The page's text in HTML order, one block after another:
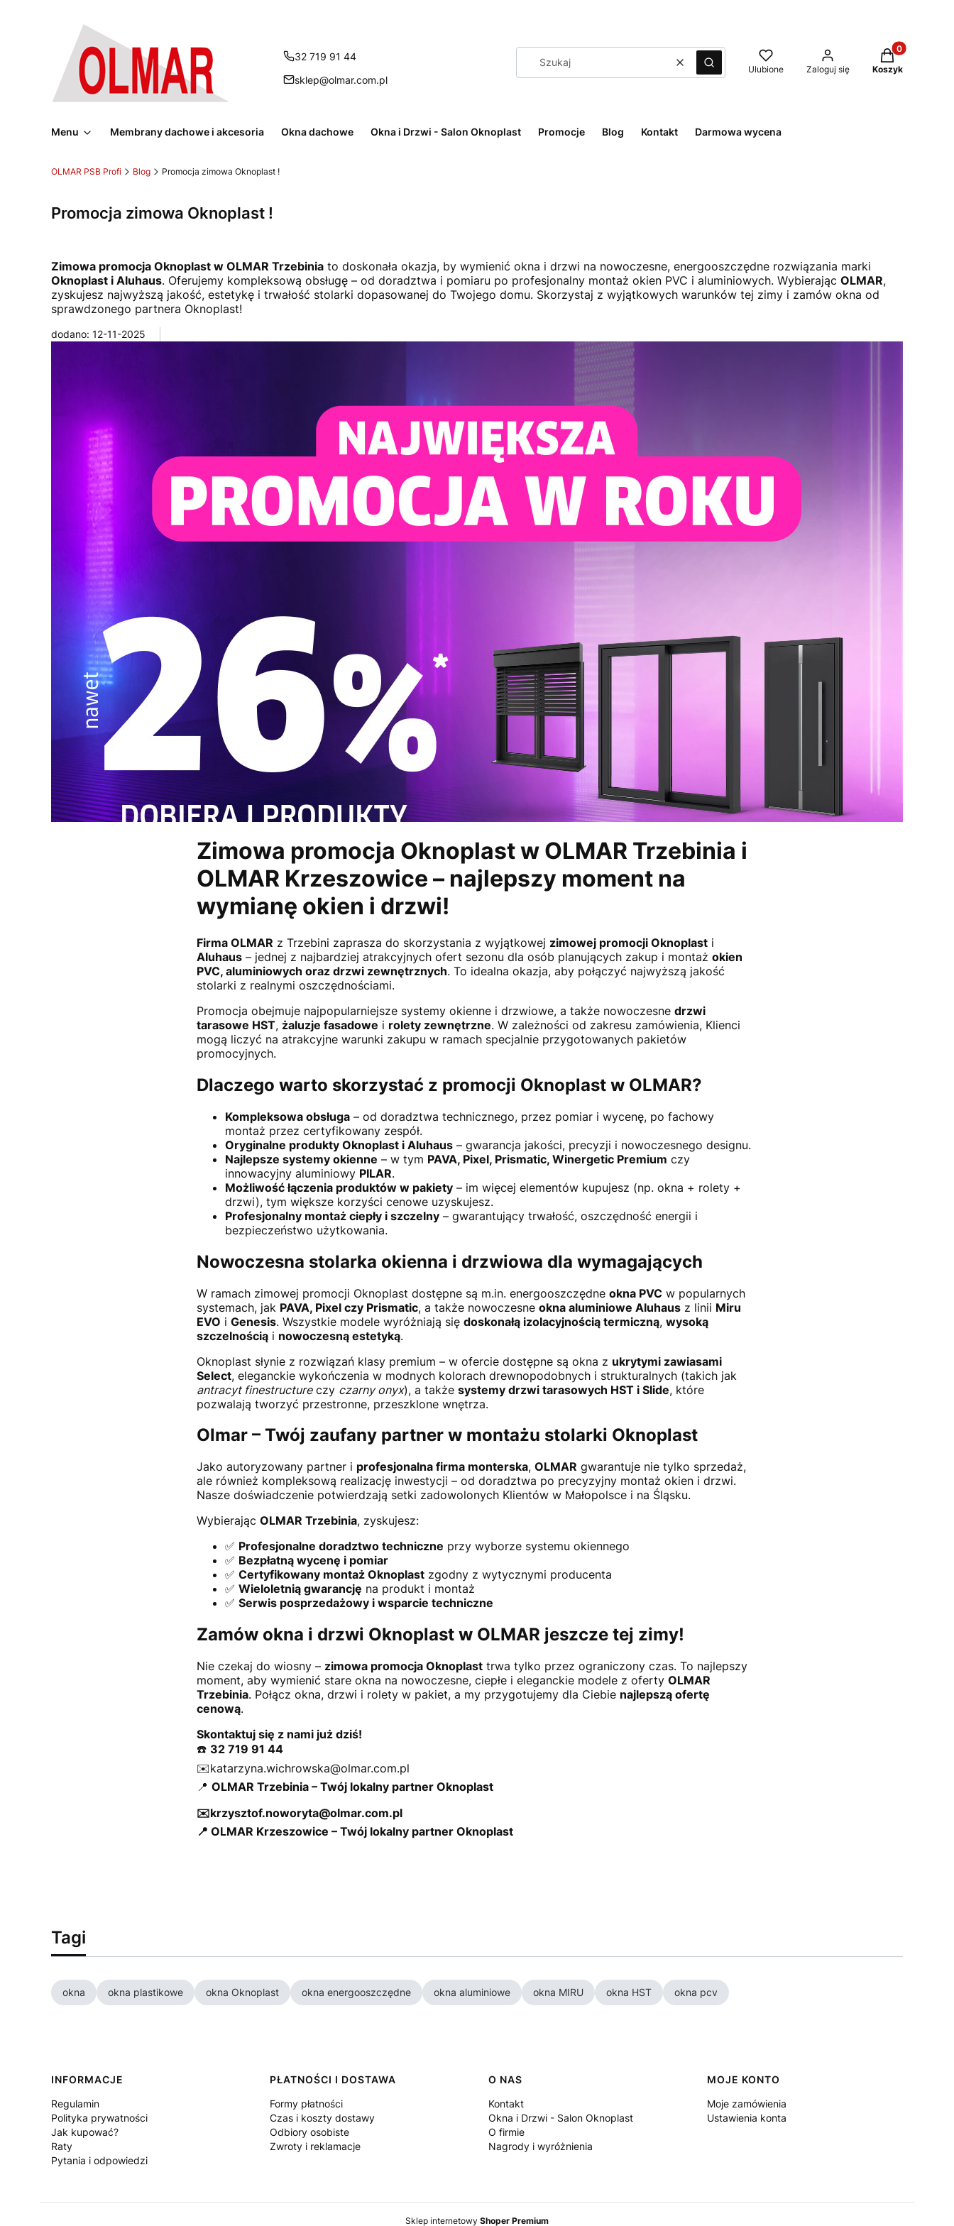
32 719 91 44
sklep@olmar.com.pl
WyczyśćSzukaj Ulubione Zaloguj się
Produkty w
Koszyk
Menu Membrany dachowe i akcesoria Okna dachowe Okna i Drzwi - Salon Oknoplast Promocje Blog Kontakt Darmowa wycena
OLMAR PSB Profi Blog Promocja zimowa Oknoplast !
Promocja zimowa Oknoplast !
Zimowa promocja Oknoplast w OLMAR Trzebinia to doskonała okazja, by wymienić okna i drzwi na nowoczesne, energooszczędne rozwiązania marki
Oknoplast i Aluhaus. Oferujemy kompleksową obsługę – od doradztwa i pomiaru po profesjonalny montaż okien PVC i aluminiowych. Wybierając OLMAR,
zyskujesz najwyższą jakość, estetykę i trwałość stolarki dopasowanej do Twojego domu. Skorzystaj z wyjątkowych warunków tej zimy i zamów okna od
sprawdzonego partnera Oknoplast!
dodano: 12-11-2025
Zimowa promocja Oknoplast w OLMAR Trzebinia i
OLMAR Krzeszowice – najlepszy moment na
wymianę okien i drzwi!
Firma OLMAR z Trzebini zaprasza do skorzystania z wyjątkowej zimowej promocji Oknoplast i
Aluhaus – jednej z najbardziej atrakcyjnych ofert sezonu dla osób planujących zakup i montażokien
PVC, aluminiowych oraz drzwi zewnętrznych. To idealna okazja, aby połączyć najwyższą jakość
stolarki z realnymi oszczędnościami.
Promocja obejmuje najpopularniejsze systemy okienne i drzwiowe, a także nowoczesnedrzwi
tarasowe HST, żaluzje fasadowe i rolety zewnętrzne. W zależności od zakresu zamówienia, Klienci
mogą liczyć na atrakcyjne warunki zakupu w ramach specjalnie przygotowanych pakietów
promocyjnych.
Dlaczego warto skorzystać z promocji Oknoplast w OLMAR?
Kompleksowa obsługa – od doradztwa technicznego, przez pomiar i wycenę, po fachowy
montaż przez certyfikowany zespół.
Oryginalne produkty Oknoplast i Aluhaus – gwarancja jakości, precyzji i nowoczesnego designu.
Najlepsze systemy okienne – w tym PAVA, Pixel, Prismatic, Winergetic Premium czy
innowacyjny aluminiowy PILAR.
Możliwość łączenia produktów w pakiety – im więcej elementów kupujesz (np. okna + rolety +
drzwi), tym większe korzyści cenowe uzyskujesz.
Profesjonalny montaż ciepły i szczelny – gwarantujący trwałość, oszczędność energii i
bezpieczeństwo użytkowania.
Nowoczesna stolarka okienna i drzwiowa dla wymagających
W ramach zimowej promocji Oknoplast dostępne są m.in. energooszczędneokna PVC w popularnych
systemach, jak PAVA, Pixel czy Prismatic, a także nowoczesneokna aluminiowe Aluhaus z linii Miru
EVO iGenesis. Wszystkie modele wyróżniają siędoskonałą izolacyjnością termiczną,wysoką
szczelnością i nowoczesną estetyką.
Oknoplast słynie z rozwiązań klasy premium – w ofercie dostępne są okna z ukrytymi zawiasami
Select, eleganckie wykończenia w modnych kolorach drewnopodobnych i strukturalnych (takich jak
antracyt finestructureczy czarny onyx), a takżesystemy drzwi tarasowych HST i Slide, które
pozwalają tworzyć przestronne, przeszklone wnętrza.
Olmar – Twój zaufany partner w montażu stolarki Oknoplast
Jako autoryzowany partner i profesjonalna firma monterska,OLMAR gwarantuje nie tylko sprzedaż,
ale również kompleksową realizację inwestycji – od doradztwa po precyzyjny montaż okien i drzwi.
Nasze doświadczenie potwierdzają setki zadowolonych Klientów w Małopolsce i na Śląsku.
WybierającOLMAR Trzebinia, zyskujesz:
✅ Profesjonalne doradztwo techniczne przy wyborze systemu okiennego
✅ Bezpłatną wycenę i pomiar
✅Certyfikowany montaż Oknoplast zgodny z wytycznymi producenta
✅Wieloletnią gwarancję na produkt i montaż
✅Serwis posprzedażowy i wsparcie techniczne
Zamów okna i drzwi Oknoplast w OLMAR jeszcze tej zimy!
Nie czekaj do wiosny – zimowa promocja Oknoplast trwa tylko przez ograniczony czas. To najlepszy
moment, aby wymienić stare okna na nowoczesne, ciepłe i eleganckie modele z ofertyOLMAR
Trzebinia. Połącz okna, drzwi i rolety w pakiet, a my przygotujemy dla Ciebie najlepszą ofertę
cenową.
Skontaktuj się z nami już dziś!
☎️ 32 719 91 44
✉️katarzyna.wichrowska@olmar.com.pl
📍OLMAR Trzebinia – Twój lokalny partner Oknoplast
✉️krzysztof.noworyta@olmar.com.pl
📍OLMAR Krzeszowice – Twój lokalny partner Oknoplast
Tagi
okna okna plastikowe okna Oknoplast okna energooszczędne okna aluminiowe okna MIRU okna HST okna pcv
Linki w stopce
INFORMACJE
Regulamin
Polityka prywatności
Jak kupować?
Raty
Pytania i odpowiedzi
PŁATNOŚCI I DOSTAWA
Formy płatności
Czas i koszty dostawy
Odbiory osobiste
Zwroty i reklamacje
O NAS
Kontakt
Okna i Drzwi - Salon Oknoplast
O firmie
Nagrody i wyróżnienia
MOJE KONTO
Moje zamówienia
Ustawienia konta
Sklep internetowy Shoper Premium